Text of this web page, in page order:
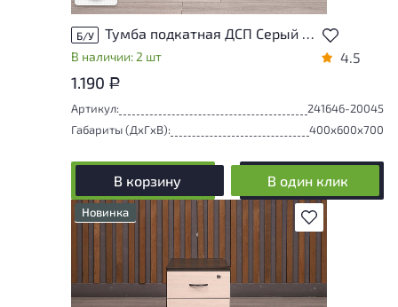
Б/У Тумба подкатная ДСП Серый Россия
В наличии: 2 шт 4.5
1.190 Р
Артикул:
241646-20045
Габариты (ДxГxВ):
400x600x700
В корзину В один клик
В избранное
Новинка